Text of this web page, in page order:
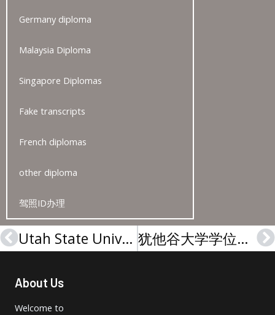
Germany diploma
Malaysia Diploma
Singapore Diplomas
Fake transcripts
French diplomas
other diploma
驾照ID办理
Prev Utah State University degree certificate | 犹他州立大学学位证书 犹他谷大学学位证书-Utah Valley University degree
About Us
Welcome to